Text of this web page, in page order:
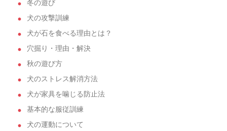
冬の遊び
犬の攻撃訓練
犬が石を食べる理由とは？
穴掘り・理由・解決
秋の遊び方
犬のストレス解消方法
犬が家具を噛じる防止法
基本的な服従訓練
犬の運動について